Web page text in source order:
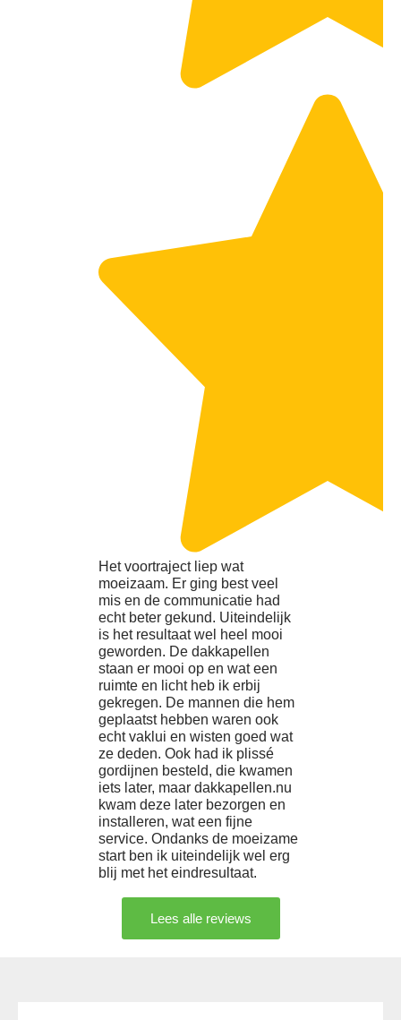
Het voortraject liep wat
moeizaam. Er ging best veel
mis en de communicatie had
echt beter gekund. Uiteindelijk
is het resultaat wel heel mooi
geworden. De dakkapellen
staan er mooi op en wat een
ruimte en licht heb ik erbij
gekregen. De mannen die hem
geplaatst hebben waren ook
echt vaklui en wisten goed wat
ze deden. Ook had ik plissé
gordijnen besteld, die kwamen
iets later, maar dakkapellen.nu
kwam deze later bezorgen en
installeren, wat een fijne
service. Ondanks de moeizame
start ben ik uiteindelijk wel erg
blij met het eindresultaat.
Lees alle reviews